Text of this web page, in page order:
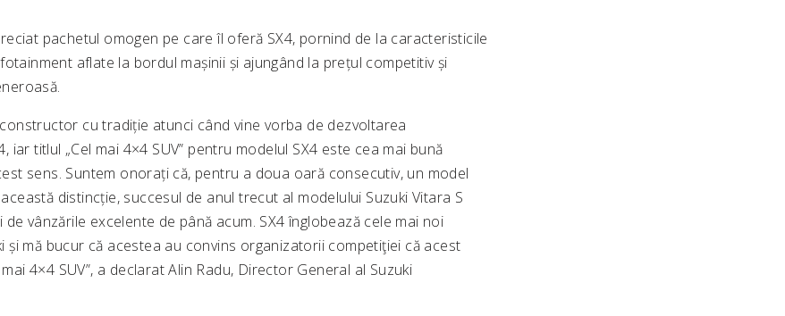
pachetul omogen pe care îl oferă SX4, pornind de la caracteristicile
aflate la bordul mașinii și ajungând la prețul competitiv și
cu tradiție atunci când vine vorba de dezvoltarea
iar titlul „Cel mai 4×4 SUV” pentru modelul SX4 este cea mai bună
sens. Suntem onorați că, pentru a doua oară consecutiv, un model
distincție, succesul de anul trecut al modelului Suzuki Vitara S
vânzările excelente de până acum. SX4 înglobează cele mai noi
și mă bucur că acestea au convins organizatorii competiţiei că acest
4×4 SUV”, a declarat Alin Radu, Director General al Suzuki